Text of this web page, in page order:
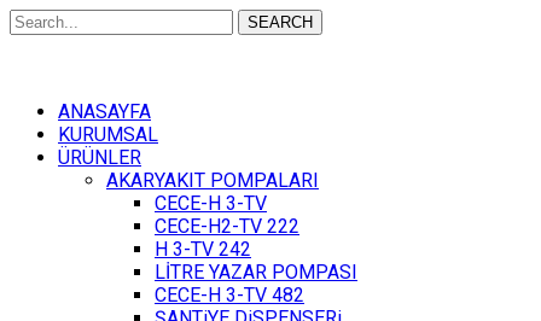
SEARCH
ANASAYFA
KURUMSAL
ÜRÜNLER
AKARYAKIT POMPALARI
CECE-H 3-TV
CECE-H2-TV 222
H 3-TV 242
LİTRE YAZAR POMPASI
CECE-H 3-TV 482